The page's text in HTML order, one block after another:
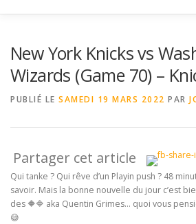
New York Knicks vs
Wizards (Game 70) –
PUBLIÉ LE SAMEDI 19 MARS 2022 PAR
Partager cet article
Qui tanke ? Qui rêve d’un Playin push ? 48
savoir. Mais la bonne nouvelle du jour c’est
des 🔶🔷 aka Quentin Grimes… quoi vous
😅